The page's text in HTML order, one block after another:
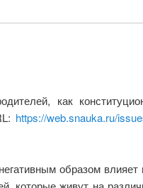
как
https://web.snauka.ru/
образом